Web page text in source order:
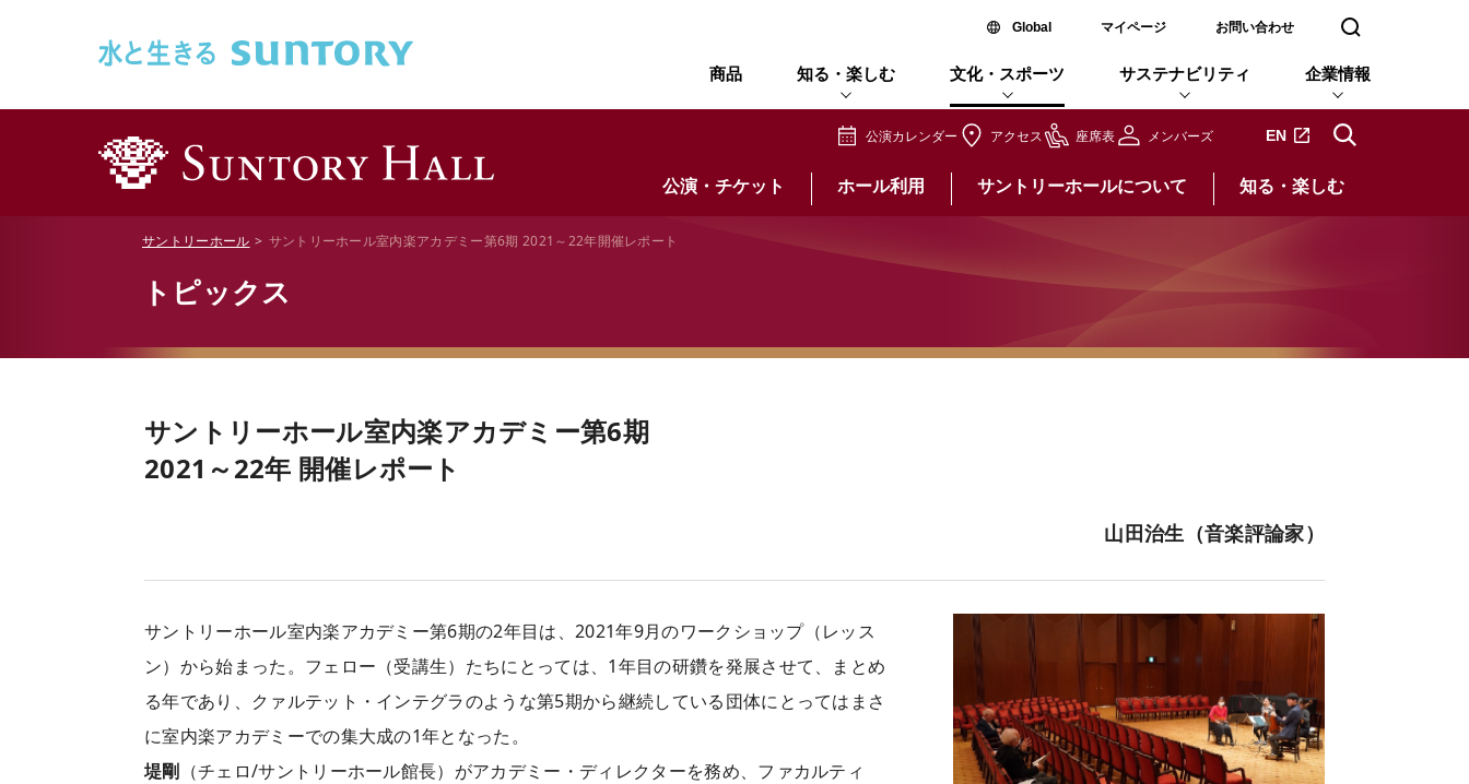
Global新しいウィンドウで開く
マイページ お問い合わせ 検索窓を開く
商品 知る・楽しむ 文化・スポーツ サステナビリティ 企業情報
公演カレンダー アクセス 座席表 メンバーズ EN新しいタブで開きます
公演・チケット ホール利用 サントリーホールについて 知る・楽しむ
サントリーホール サントリーホール室内楽アカデミー第6期 2021～22年開催レポート
トピックス
サントリーホール室内楽アカデミー第6期
2021～22年 開催レポート
山田治生（音楽評論家）
サントリーホール室内楽アカデミー第6期の2年目は、2021年9月のワークショップ（レッス
ン）から始まった。フェロー（受講生）たちにとっては、1年目の研鑽を発展させて、まとめ
る年であり、クァルテット・インテグラのような第5期から継続している団体にとってはまさ
に室内楽アカデミーでの集大成の1年となった。
堤剛 （チェロ/サントリーホール館長）がアカデミー・ディレクターを務め、ファカルティ